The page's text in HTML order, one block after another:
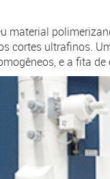
material
cortes ultrafinos.
e a fita de